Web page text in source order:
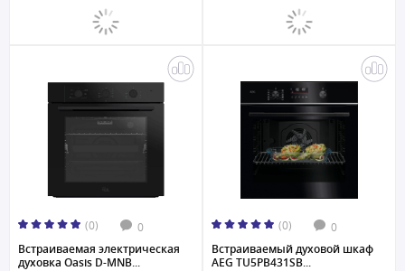
(0) 0
Встраиваемая электрическая
духовка Oasis D-MNB...
(0) 0
Встраиваемый духовой шкаф
AEG TU5PB431SB...